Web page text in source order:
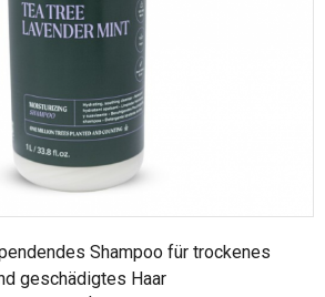
Shampoo für trockenes
geschädigtes Haar